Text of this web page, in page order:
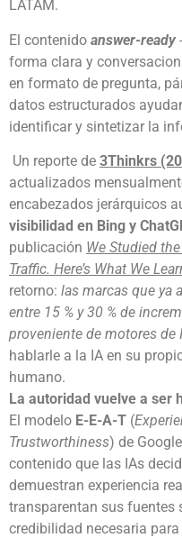
LATAM.
El contenido answer-ready
forma clara y
en formato de pregunta,
datos estructurados
identificar y sintetizar la
Un reporte de 3Thinkrs
actualizados
encabezados jerárquicos
visibilidad en Bing y
publicación We Studied
Traffic. Here’s What We
retorno: las marcas que ya
entre 15 % y 30 % de
proveniente de motores de
hablarle a la IA en su
humano.
La autoridad vuelve a ser
El modelo E-E-A-T (
Trustworthiness) de
contenido que las IAs
demuestran experiencia
transparentan sus fuentes
credibilidad necesaria